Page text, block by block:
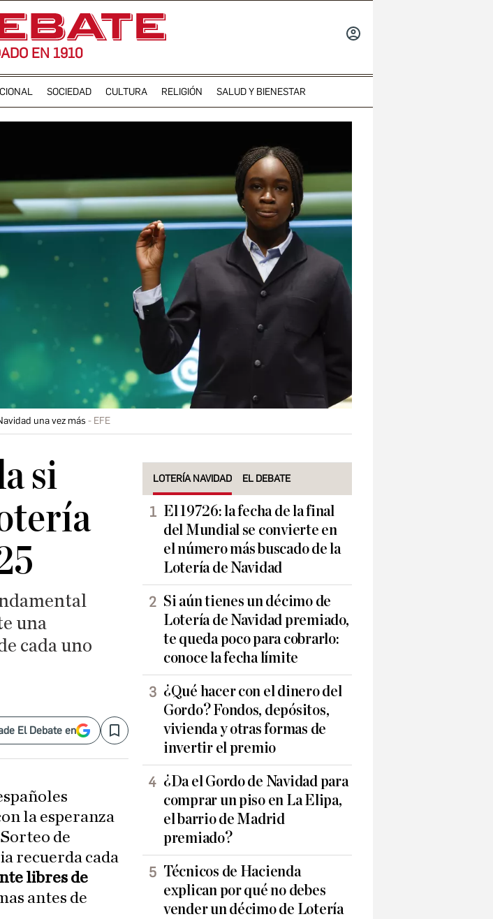
EN 1910
SOCIEDAD CULTURA RELIGIÓN SALUD Y BIENESTAR
una vez más EFE
si
una
cada uno
El Debate en Save
la esperanza
de
recuerda cada
libres de
antes de
LOTERÍA NAVIDAD EL DEBATE
El 19726: la fecha de la final
del Mundial se convierte en
el número más buscado de la
Lotería de Navidad
Si aún tienes un décimo de
Lotería de Navidad premiado,
te queda poco para cobrarlo:
conoce la fecha límite
¿Qué hacer con el dinero del
Gordo? Fondos, depósitos,
vivienda y otras formas de
invertir el premio
¿Da el Gordo de Navidad para
comprar un piso en La Elipa,
el barrio de Madrid
premiado?
Técnicos de Hacienda
explican por qué no debes
vender un décimo de Lotería